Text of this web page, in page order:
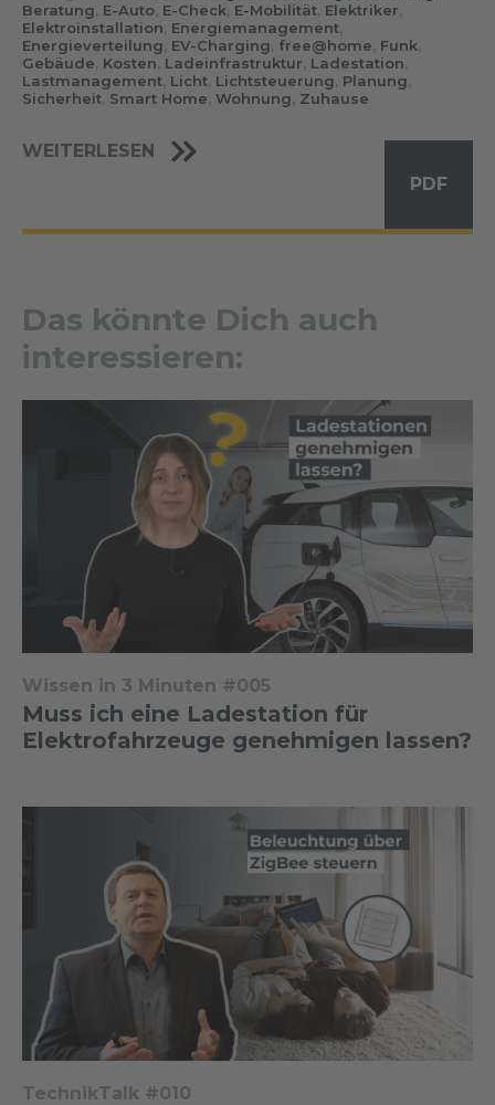
Beratung, E-Auto, E-Check, E-Mobilität, Elektriker,
Elektroinstallation, Energiemanagement,
Energieverteilung, EV-Charging, free@home, Funk,
Gebäude, Kosten, Ladeinfrastruktur, Ladestation,
Lastmanagement, Licht, Lichtsteuerung, Planung,
Sicherheit, Smart Home, Wohnung, Zuhause
WEITERLESEN
PDF
Das könnte Dich auch
interessieren:
Wissen in 3 Minuten #005
Muss ich eine Ladestation für
Elektrofahrzeuge genehmigen lassen?
TechnikTalk #010